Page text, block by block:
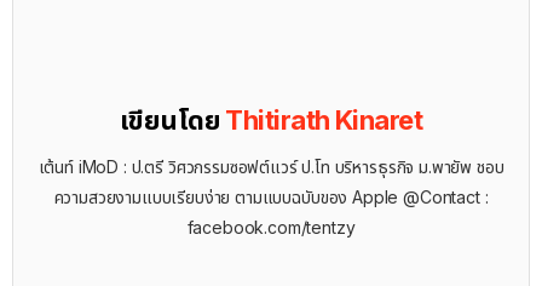
เขียนโดย Thitirath Kinaret
เต้นท์ iMoD : ป.ตรี วิศวกรรมซอฟต์แวร์ ป.โท บริหารธุรกิจ ม.พายัพ ชอบ
ความสวยงามแบบเรียบง่าย ตามแบบฉบับของ Apple @Contact :
facebook.com/tentzy